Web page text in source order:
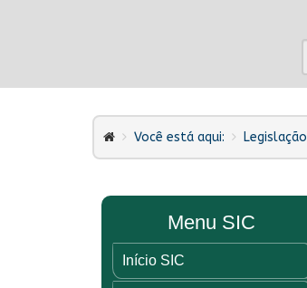
Você está aqui: Legislação
Menu SIC
Início SIC